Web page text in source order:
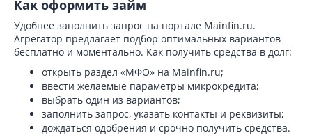
Как оформить займ
Удобнее заполнить запрос на портале Mainfin.ru.
Агрегатор предлагает подбор оптимальных вариантов
бесплатно и моментально. Как получить средства в долг:
открыть раздел «МФО» на Mainfin.ru;
ввести желаемые параметры микрокредита;
выбрать один из вариантов;
заполнить запрос, указать контакты и реквизиты;
дождаться одобрения и срочно получить средства.